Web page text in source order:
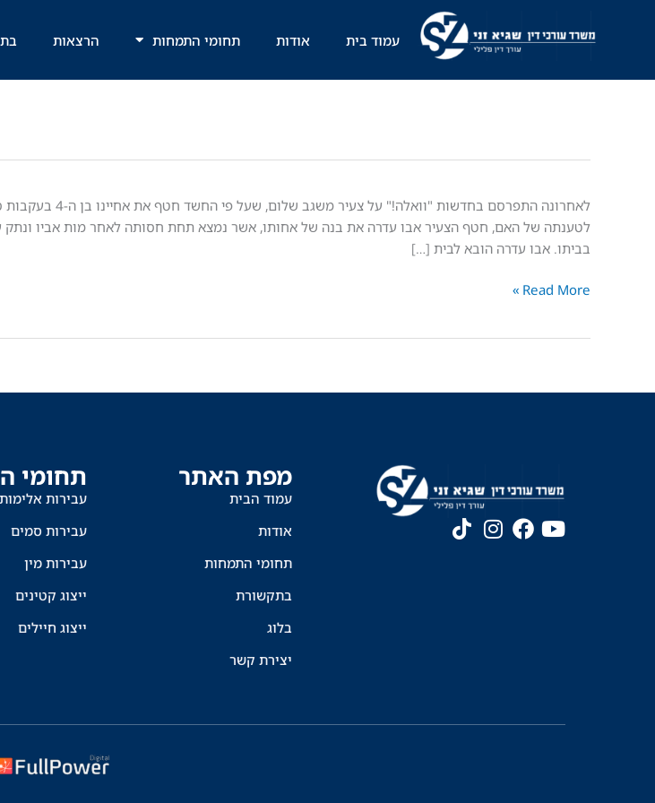
עמוד בית אודות תחומי התמחות הרצאות
לאחרונה התפרסם
לטענתה של האם, חטף הצעיר אבו עדרה את בנה של אחותו, אשר נמצא תחת חסותה לאחר מות אביו
בביתו. אבו עדרה הובא לבית […]
עו"ד
זני
ל-
"המשטרה
לאתר
Read More »
מפת האתר
עמוד הבית
אודות
תחומי התמחות
בתקשורת
בלוג
יצירת קשר
תחומי
עבירות אלימות
עבירות סמים
עבירות מין
ייצוג קטינים
ייצוג חיילים